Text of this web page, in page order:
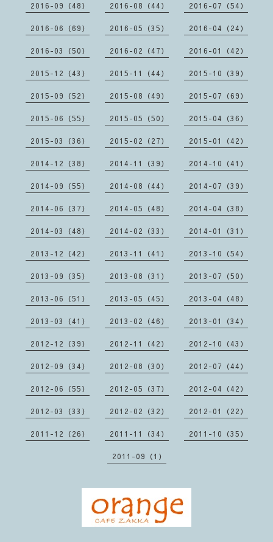
2016-09（48） 2016-08（44） 2016-07（54）
2016-06（69） 2016-05（35） 2016-04（24）
2016-03（50） 2016-02（47） 2016-01（42）
2015-12（43） 2015-11（44） 2015-10（39）
2015-09（52） 2015-08（49） 2015-07（69）
2015-06（55） 2015-05（50） 2015-04（36）
2015-03（36） 2015-02（27） 2015-01（42）
2014-12（38） 2014-11（39） 2014-10（41）
2014-09（55） 2014-08（44） 2014-07（39）
2014-06（37） 2014-05（48） 2014-04（38）
2014-03（48） 2014-02（33） 2014-01（31）
2013-12（42） 2013-11（41） 2013-10（54）
2013-09（35） 2013-08（31） 2013-07（50）
2013-06（51） 2013-05（45） 2013-04（48）
2013-03（41） 2013-02（46） 2013-01（34）
2012-12（39） 2012-11（42） 2012-10（43）
2012-09（34） 2012-08（30） 2012-07（44）
2012-06（55） 2012-05（37） 2012-04（42）
2012-03（33） 2012-02（32） 2012-01（22）
2011-12（26） 2011-11（34） 2011-10（35）
2011-09（1）